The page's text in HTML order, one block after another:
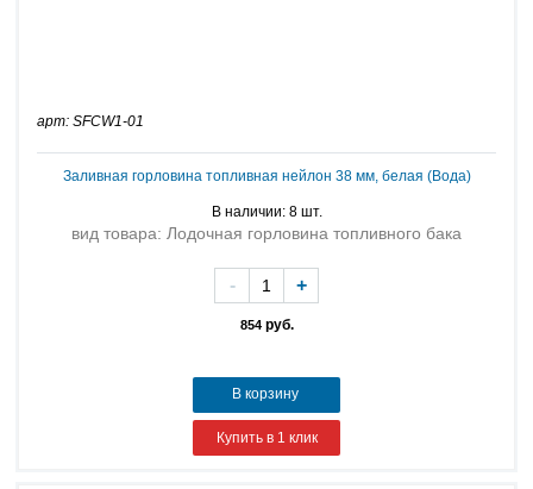
арт: SFCW1-01
Заливная горловина топливная нейлон 38 мм, белая (Вода)
В наличии: 8 шт.
вид товара: Лодочная горловина топливного бака
854руб.
- +
В корзину
Купить в 1 клик